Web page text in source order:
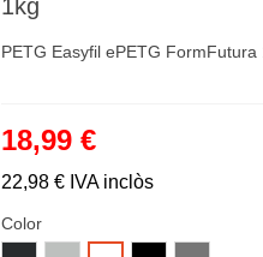
1kg
PETG Easyfil ePETG FormFutura
18,99 €
22,98 € IVA inclòs
Color